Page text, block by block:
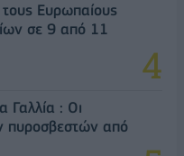
Ευρωπαίους
σε 9 από 11
Γαλλία : Οι
πυροσβεστών από